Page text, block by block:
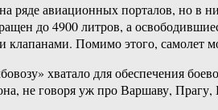
ряде авиационных порталов, но
до 4900 литров, а
Помимо этого, самолет
хватало для обеспечения
не говоря уж про Варшаву,